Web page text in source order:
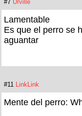
#7 Urville
Lamentable
Es que el perro se
aguantar
#11 LinkLink
Mente del perro: